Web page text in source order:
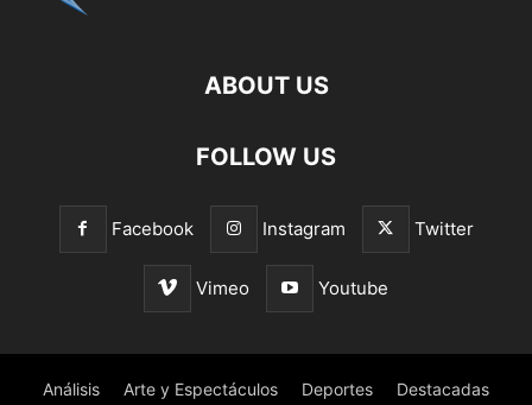
ABOUT US
FOLLOW US
Facebook Instagram Twitter
Vimeo Youtube
Análisis Arte y Espectáculos Deportes Destacadas